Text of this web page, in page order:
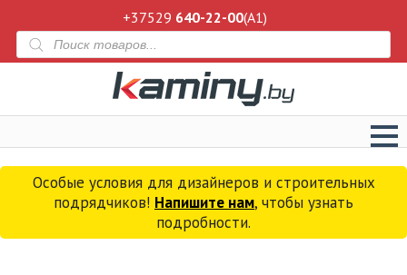
+37529 640-22-00(A1)
Поиск
товаров
Особые условия для дизайнеров и строительных
подрядчиков! Напишите нам, чтобы узнать
подробности.